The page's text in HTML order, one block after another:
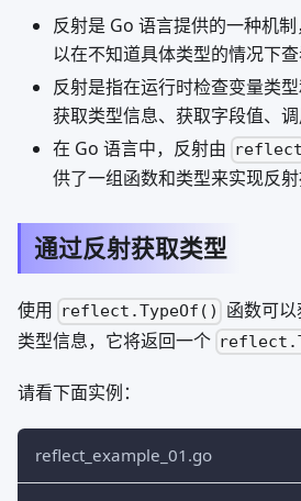
反射是 Go 语言提供的一种机
以在不知道具体类型的情况下查
反射是指在运行时检查变量类
获取类型信息、获取字段值、调
在 Go 语言中，反射由 reflect
供了一组函数和类型来实现反射
通过反射获取类型
使用 reflect.TypeOf()
函数可
类型信息，它将返回一个
请看下面实例：
reflect_example_01.go